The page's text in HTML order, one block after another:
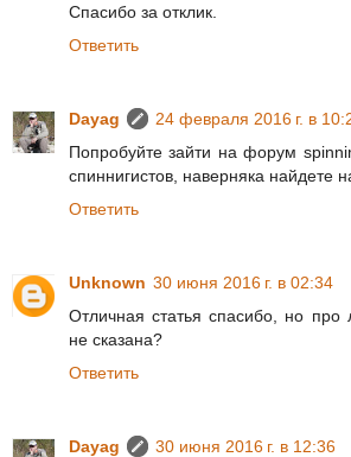
Спасибо за отклик.
Ответить
Dayag
24 февраля 2016 г. в
Попробуйте зайти на форум
спиннигистов, наверняка найдете
Ответить
Unknown 30 июня 2016 г. в 02:34
Отличная статья спасибо, но про
не сказана?
Ответить
Dayag
30 июня 2016 г. в 12:36